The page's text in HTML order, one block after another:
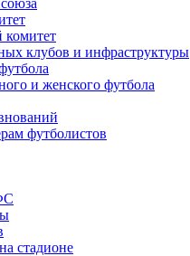
клубов и инфраструктуры
и женского футбола
футболистов
стадионе